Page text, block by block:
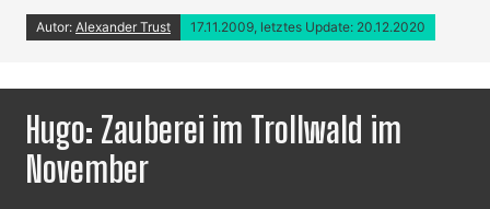
Autor: Alexander Trust 17.11.2009, letztes Update: 20.12.2020
Hugo: Zauberei im Trollwald im
November